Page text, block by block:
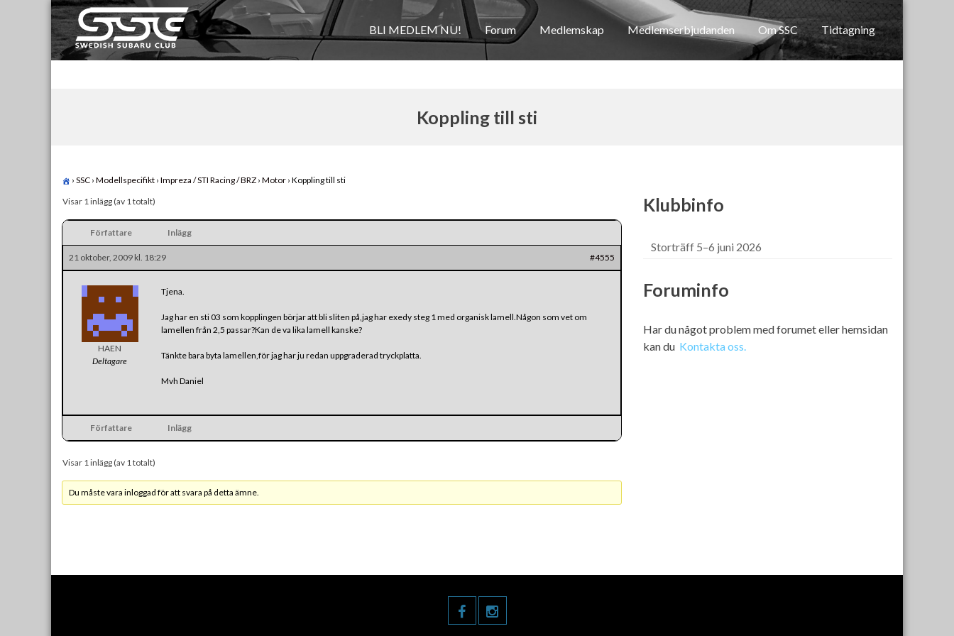
Skip
to
content
Swedish Subaru Club
För oss som älskar Subaru!
BLI MEDLEM NU! Forum Medlemskap Medlemserbjudanden Om SSC Tidtagning
Koppling till sti
› SSC › Modellspecifikt › Impreza / STI Racing / BRZ › Motor › Koppling till sti
Visar 1 inlägg (av 1 totalt)
Författare Inlägg
21 oktober, 2009 kl. 18:29 #4555
HAEN
Deltagare
Tjena.
Jag har en sti 03 som kopplingen börjar att bli sliten på,jag har exedy steg 1 med organisk lamell.Någon som vet om
lamellen från 2,5 passar?Kan de va lika lamell kanske?
Tänkte bara byta lamellen,för jag har ju redan uppgraderad tryckplatta.
Mvh Daniel
Författare Inlägg
Visar 1 inlägg (av 1 totalt)
Du måste vara inloggad för att svara på detta ämne.
Klubbinfo
Storträff 5–6 juni 2026
Foruminfo
Har du något problem med forumet eller hemsidan
kan du Kontakta oss.